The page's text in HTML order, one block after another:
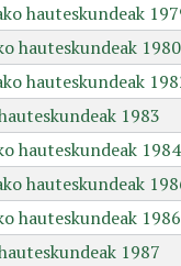
hauteskundeak
hauteskundeak 1980
hauteskundeak
1983
hauteskundeak 1984
hauteskundeak
hauteskundeak 1986
1987